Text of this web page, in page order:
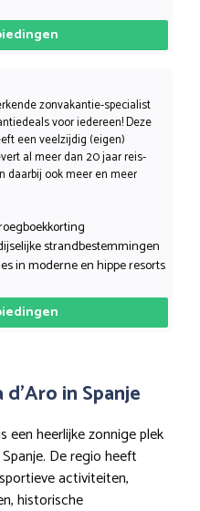
zonvakantie-specialist
voor iedereen! Deze
een veelzijdig (eigen)
al meer dan 20 jaar reis-
daarbij ook meer en meer
strandbestemmingen
in moderne en hippe resorts
in Spanje
een heerlijke zonnige plek
De regio heeft
activiteiten,
historische